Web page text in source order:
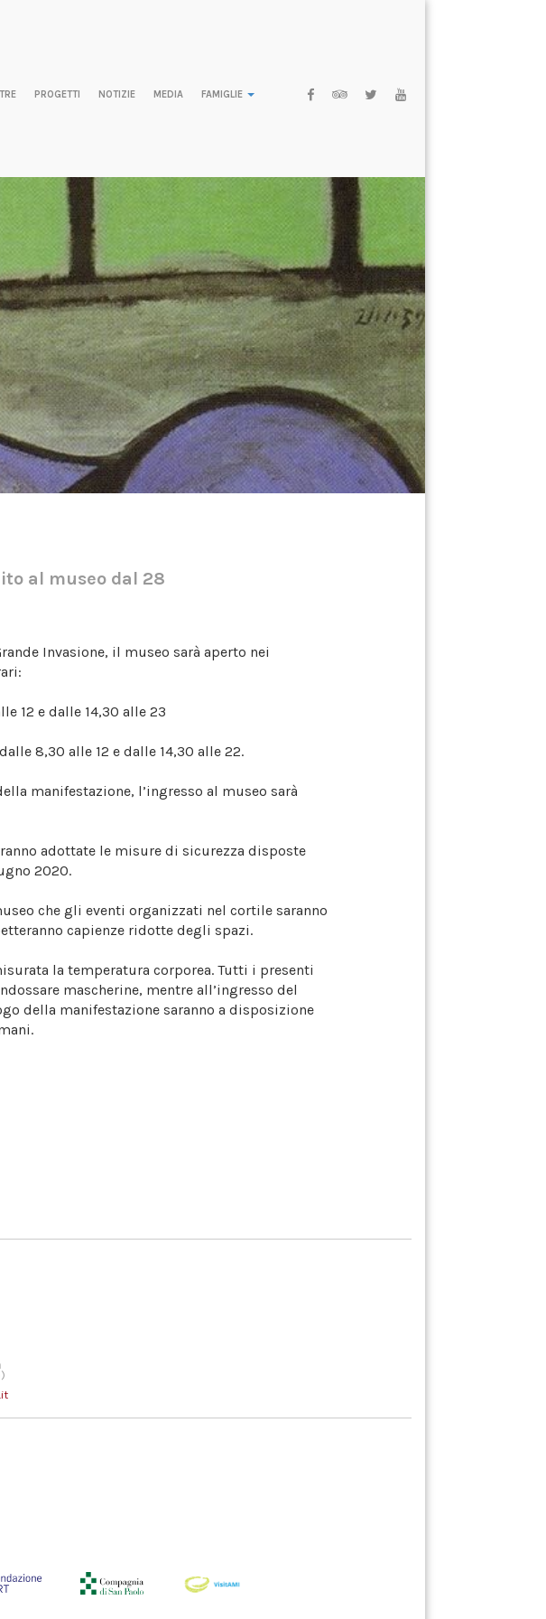
PROGETTI NOTIZIE MEDIA FAMIGLIE
al museo dal 28
Invasione, il museo sarà aperto nei
12 e dalle 14,30 alle 23
8,30 alle 12 e dalle 14,30 alle 22.
manifestazione, l’ingresso al museo sarà
adottate le misure di sicurezza disposte
2020.
che gli eventi organizzati nel cortile saranno
capienze ridotte degli spazi.
la temperatura corporea. Tutti i presenti
mascherine, mentre all’ingresso del
della manifestazione saranno a disposizione